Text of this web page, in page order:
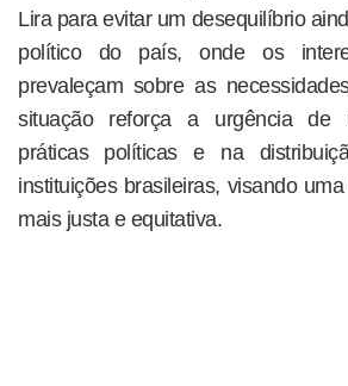
Lira para evitar um desequilíbrio
político do país, onde os
prevaleçam sobre as
situação reforça a urgência de
práticas políticas e na
instituições brasileiras, visando
mais justa e equitativa.